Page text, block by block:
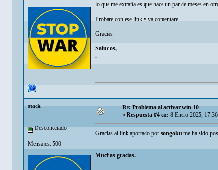
lo que me extraña es que hace un par de meses en
Probare con ese link y ya comentare
Gracias
Saludos,
.
stack
Desconectado
Mensajes: 500
Re: Problema al activar win 10
«Respuesta #4 en:8 Enero 2025,
Gracias al link aportado porsongokume ha sido
Muchas gracias.